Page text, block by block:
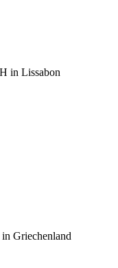
in Lissabon
Griechenland